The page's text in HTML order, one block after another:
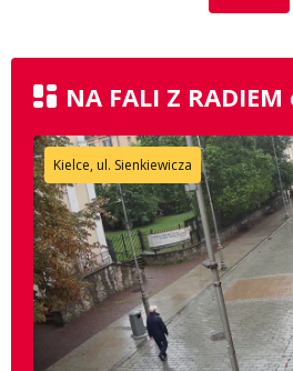
NA FALI Z RADIEM
Kielce, ul. Sienkiewicza